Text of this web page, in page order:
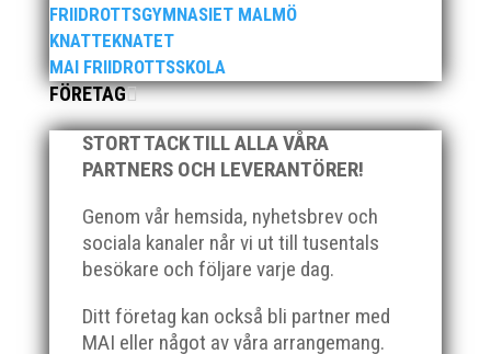
FRIIDROTTSGYMNASIET MALMÖ
KNATTEKNATET
MAI FRIIDROTTSSKOLA
FÖRETAG
STORT TACK TILL ALLA VÅRA
PARTNERS OCH LEVERANTÖRER!
Genom vår hemsida, nyhetsbrev och
sociala kanaler når vi ut till tusentals
besökare och följare varje dag.
Ditt företag kan också bli partner med
MAI eller något av våra arrangemang.
VM inomhus och elva på VM ute i somras. Och en
stark tro på framtiden efter några motiga år när inte
så mycket hänt...
När Friidrottssverige samlades för fest gick en av
utmärkelserna till MAI och Kalvinknatet – Lasses
skötebarn i alla år. MAI-delegationen fick ta emot
priset ”Årets pulshöjare”, och bland annat fanns